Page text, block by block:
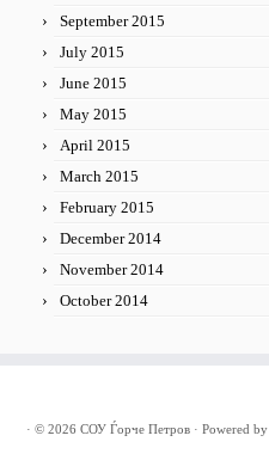
September 2015
July 2015
June 2015
May 2015
April 2015
March 2015
February 2015
December 2014
November 2014
October 2014
· © 2026 СОУ Ѓорче Петров · Powered by